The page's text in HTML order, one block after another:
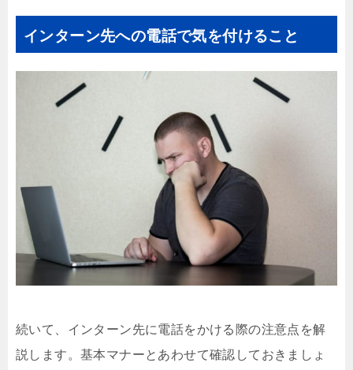
インターン先への電話で気を付けること
続いて、インターン先に電話をかける際の注意点を解
説します。基本マナーとあわせて確認しておきましょ